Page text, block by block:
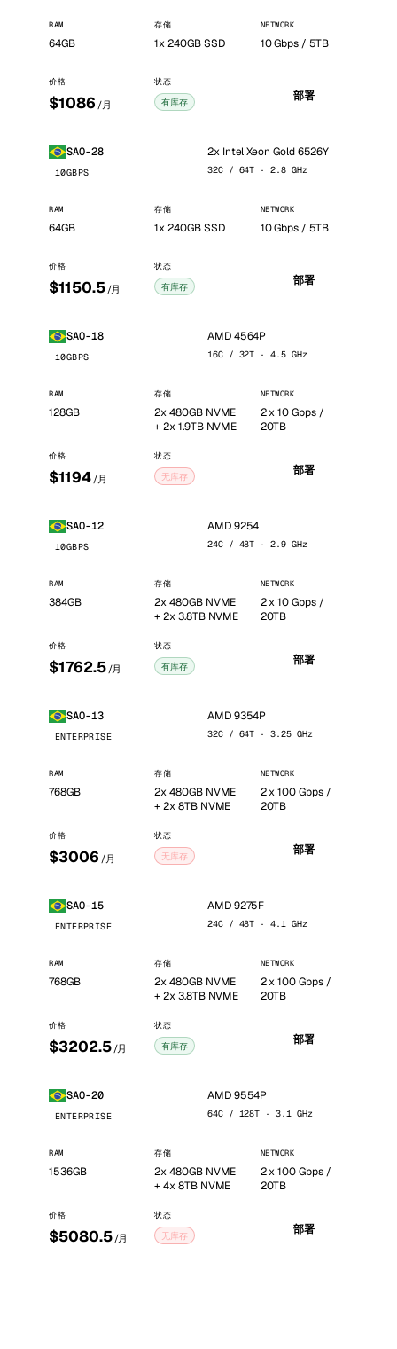
RAM
64GB
存储
1x 240GB SSD
NETWORK
10 Gbps / 5TB
价格
$1086 /月
状态
有库存 部署
SAO-28
10GBPS
2x Intel Xeon Gold 6526Y
32C / 64T · 2.8 GHz
RAM
64GB
存储
1x 240GB SSD
NETWORK
10 Gbps / 5TB
价格
$1150.5 /月
状态
有库存 部署
SAO-18
10GBPS
AMD 4564P
16C / 32T · 4.5 GHz
RAM
128GB
存储
2x 480GB NVME
+ 2x 1.9TB NVME
NETWORK
2 x 10 Gbps /
20TB
价格
$1194 /月
状态
无库存 部署
SAO-12
10GBPS
AMD 9254
24C / 48T · 2.9 GHz
RAM
384GB
存储
2x 480GB NVME
+ 2x 3.8TB NVME
NETWORK
2 x 10 Gbps /
20TB
价格
$1762.5 /月
状态
有库存 部署
SAO-13
ENTERPRISE
AMD 9354P
32C / 64T · 3.25 GHz
RAM
768GB
存储
2x 480GB NVME
+ 2x 8TB NVME
NETWORK
2 x 100 Gbps /
20TB
价格
$3006 /月
状态
无库存 部署
SAO-15
ENTERPRISE
AMD 9275F
24C / 48T · 4.1 GHz
RAM
768GB
存储
2x 480GB NVME
+ 2x 3.8TB NVME
NETWORK
2 x 100 Gbps /
20TB
价格
$3202.5 /月
状态
有库存 部署
SAO-20
ENTERPRISE
AMD 9554P
64C / 128T · 3.1 GHz
RAM
1536GB
存储
2x 480GB NVME
+ 4x 8TB NVME
NETWORK
2 x 100 Gbps /
20TB
价格
$5080.5 /月
状态
无库存 部署